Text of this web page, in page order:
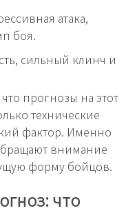
атака,
боя.
сильный клинч и
прогнозы на этот
технические
фактор. Именно
внимание
форму бойцов.
что